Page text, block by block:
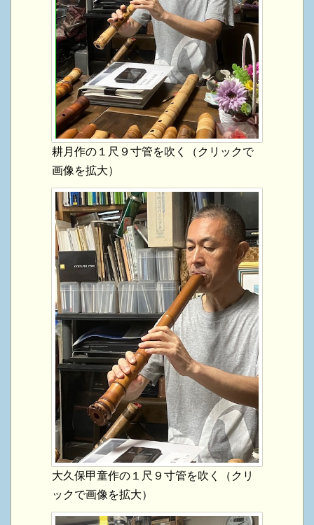
耕月作の１尺９寸管を吹く（クリックで
画像を拡大）
大久保甲童作の１尺９寸管を吹く（クリ
ックで画像を拡大）